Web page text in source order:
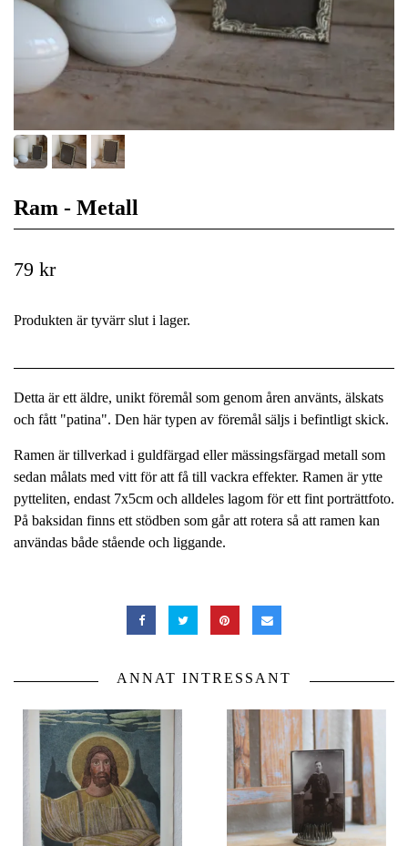
Ram - Metall
79 kr
Produkten är tyvärr slut i lager.
Detta är ett äldre, unikt föremål som genom åren använts, älskats
och fått "patina". Den här typen av föremål säljs i befintligt skick.
Ramen är tillverkad i guldfärgad eller mässingsfärgad metall som
sedan målats med vitt för att få till vackra effekter. Ramen är ytte
pytteliten, endast 7x5cm och alldeles lagom för ett fint porträttfoto.
På baksidan finns ett stödben som går att rotera så att ramen kan
användas både stående och liggande.
ANNAT INTRESSANT